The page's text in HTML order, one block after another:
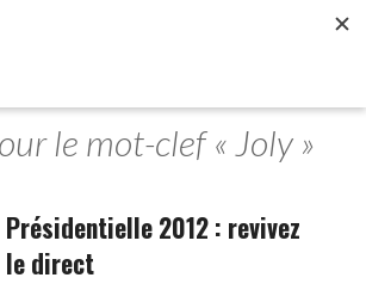
le mot-clef « Joly »
Présidentielle 2012 : revivez
le direct